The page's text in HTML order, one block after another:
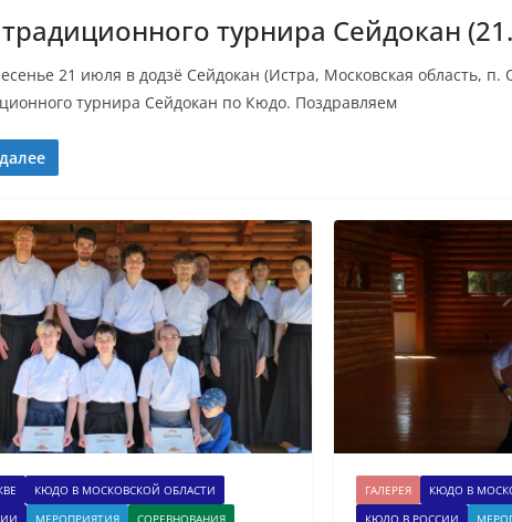
традиционного турнира Сейдокан
21 июля в додзё Сейдокан (Истра, Московская область, п.
турнира Сейдокан по Кюдо. Поздравляем
КЮДО В МОСКОВСКОЙ ОБЛАСТИ
ГАЛЕРЕЯ
КЮДО В